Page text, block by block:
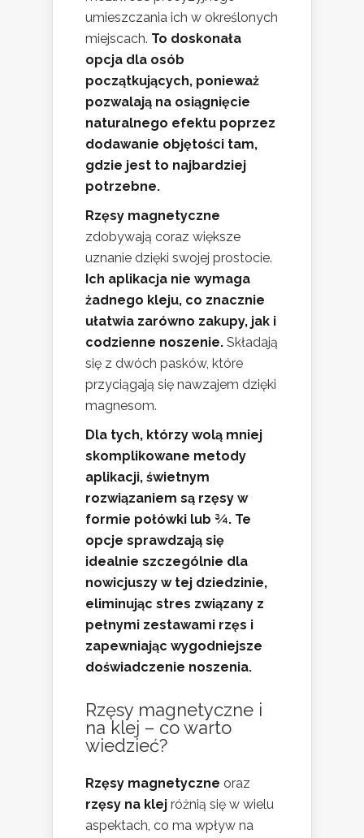
umieszczania ich w określonych
miejscach. To doskonała
opcja dla osób
początkujących, ponieważ
pozwalają na osiągnięcie
naturalnego efektu poprzez
dodawanie objętości tam,
gdzie jest to najbardziej
potrzebne.
Rzęsy magnetyczne
zdobywają coraz większe
uznanie dzięki swojej prostocie.
Ich aplikacja nie wymaga
żadnego kleju, co znacznie
ułatwia zarówno zakupy, jak i
codzienne noszenie. Składają
się z dwóch pasków, które
przyciągają się nawzajem dzięki
magnesom.
Dla tych, którzy wolą mniej
skomplikowane metody
aplikacji, świetnym
rozwiązaniem są rzęsy w
formie połówki lub ¾. Te
opcje sprawdzają się
idealnie szczególnie dla
nowicjuszy w tej dziedzinie,
eliminując stres związany z
pełnymi zestawami rzęs i
zapewniając wygodniejsze
doświadczenie noszenia.
Rzęsy magnetyczne i
na klej – co warto
wiedzieć?
Rzęsy magnetyczne oraz
rzęsy na klej różnią się w wielu
aspektach, co ma wpływ na